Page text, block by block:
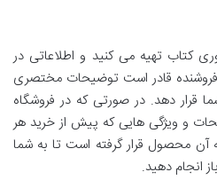
کتاب تهیه می کنید و اطلاعاتی در
فروشنده قادر است توضیحات مختصری
قرار دهد. در صورتی که در فروشگاه
و ویژگی هایی که پیش از خرید هر
آن محصول قرار گرفته است تا به شما
انجام دهید.